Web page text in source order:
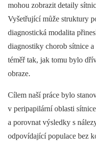
mohou zobrazit detaily
Vyšetřující může struktury
diagnostická modalita
diagnostiky chorob sítnice
téměř tak, jak tomu bylo
obraze.
Cílem naší práce bylo
v peripapilární oblasti
a porovnat výsledky s
odpovídající populace bez